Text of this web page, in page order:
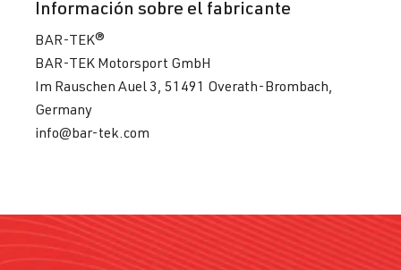
Información sobre el fabricante
BAR-TEK®
BAR-TEK Motorsport GmbH
Im Rauschen Auel 3, 51491 Overath-Brombach,
Germany
info@bar-tek.com